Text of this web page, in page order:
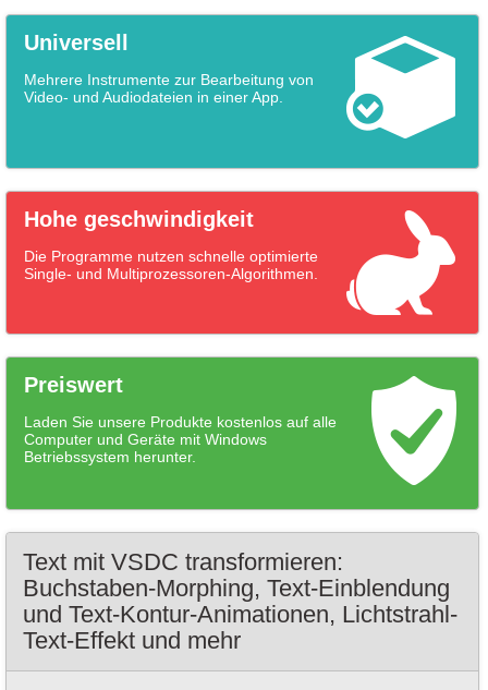
Universell
Mehrere Instrumente zur Bearbeitung von
Video- und Audiodateien in einer App.
Hohe geschwindigkeit
Die Programme nutzen schnelle optimierte
Single- und Multiprozessoren-Algorithmen.
Preiswert
Laden Sie unsere Produkte kostenlos auf alle
Computer und Geräte mit Windows
Betriebssystem herunter.
Text mit VSDC transformieren:
Buchstaben-Morphing, Text-Einblendung
und Text-Kontur-Animationen, Lichtstrahl-
Text-Effekt und mehr